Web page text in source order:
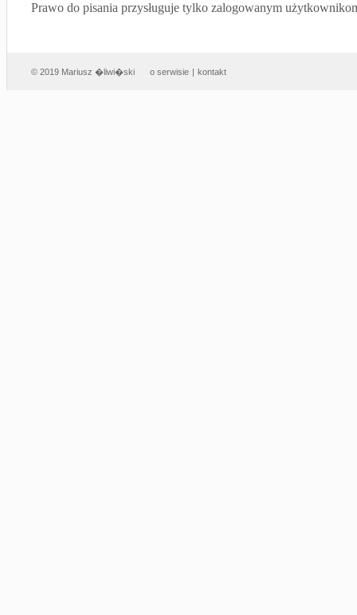
Prawo do pisania przysługuje tylko zalogowanym
© 2019 Mariusz �liwi�ski o serwisie | kontakt